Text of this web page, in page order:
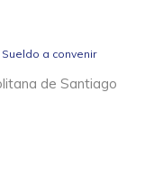
Sueldo a convenir
de Santiago